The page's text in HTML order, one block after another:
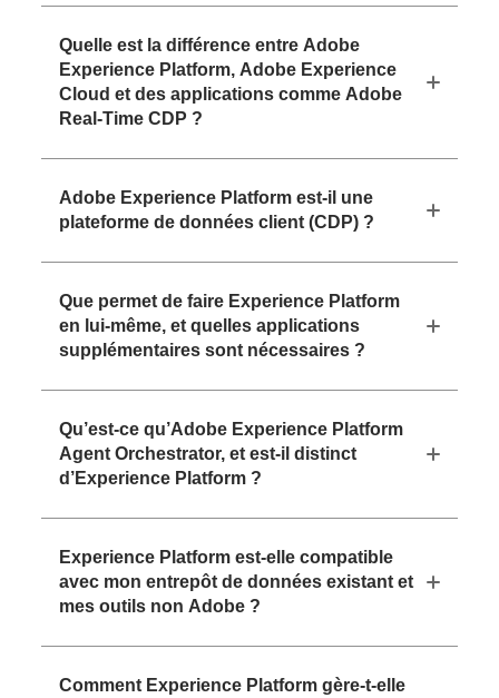
Quelle est la différence entre Adobe
Experience Platform, Adobe Experience
Cloud et des applications comme Adobe
Real-Time CDP ?
Adobe Experience Platform est-il une
plateforme de données client (CDP) ?
Que permet de faire Experience Platform
en lui-même, et quelles applications
supplémentaires sont nécessaires ?
Qu’est-ce qu’Adobe Experience Platform
Agent Orchestrator, et est-il distinct
d’Experience Platform ?
Experience Platform est-elle compatible
avec mon entrepôt de données existant et
mes outils non Adobe ?
Comment Experience Platform gère-t-elle